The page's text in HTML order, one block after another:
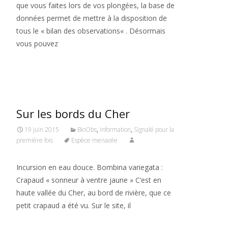
que vous faites lors de vos plongées, la base de
données permet de mettre à la disposition de
tous le « bilan des observations« . Désormais
vous pouvez
Sur les bords du Cher
19 juin 2015 BioObs, Information, Signalé pour la
première fois
Espèce menacée
Incursion en eau douce. Bombina variegata :
Crapaud « sonneur à ventre jaune » C’est en
haute vallée du Cher, au bord de rivière, que ce
petit crapaud a été vu. Sur le site, il